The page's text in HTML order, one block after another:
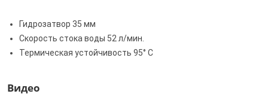
Гидрозатвор 35 мм
Скорость стока воды 52 л/мин.
Термическая устойчивость 95° С
Видео